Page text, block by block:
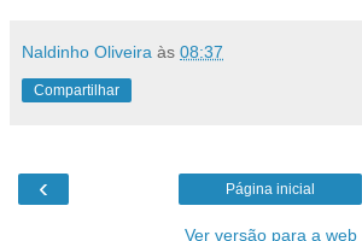
Naldinho Oliveira às 08:37
Compartilhar
‹ Página inicial
Ver versão para a web